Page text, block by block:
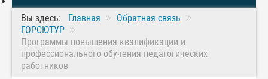
Вы здесь: Главная
Обратная связь
ГОРСЮТУР
Программы повышения квалификации и
профессионального обучения педагогических
работников